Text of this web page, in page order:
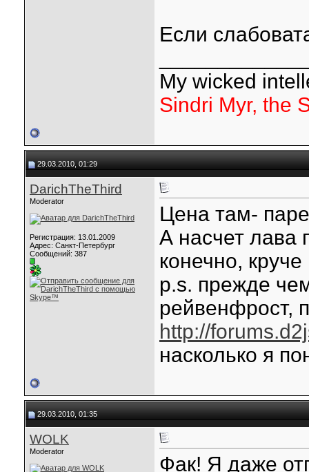
Если
My wicked
Sindri Myr, the
29.03.2010, 01:29
DarichTheThird
Moderator
Регистрация: 13.01.2009
Адрес: Санкт-Петербург
Сообщений: 387
Цена там-
А насчет лава
конечно, круче
p.s. прежде
рейвенфрост,
http://
насколько я
29.03.2010, 01:35
WOLK
Moderator
Фак! Я даже